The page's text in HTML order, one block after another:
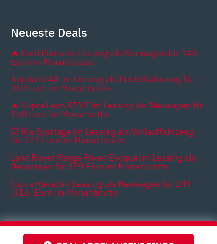
Neueste Deals
🔥 Ford Puma im Leasing als Neuwagen für 149
Euro im Monat brutto
Toyota bZ4X im Leasing als Bestellfahrzeug für
357 Euro im Monat brutto
🔥 Cupra Leon ST VZ im Leasing als Neuwagen für
158 Euro im Monat netto
💥 Kia Sportage im Leasing als Vorlauffahrzeug
für 271 Euro im Monat brutto
Land Rover Range Rover Evoque im Leasing als
Neuwagen für 399 Euro im Monat brutto
Cupra Raval im Leasing als Neuwagen für 149
[316] Euro im Monat brutto